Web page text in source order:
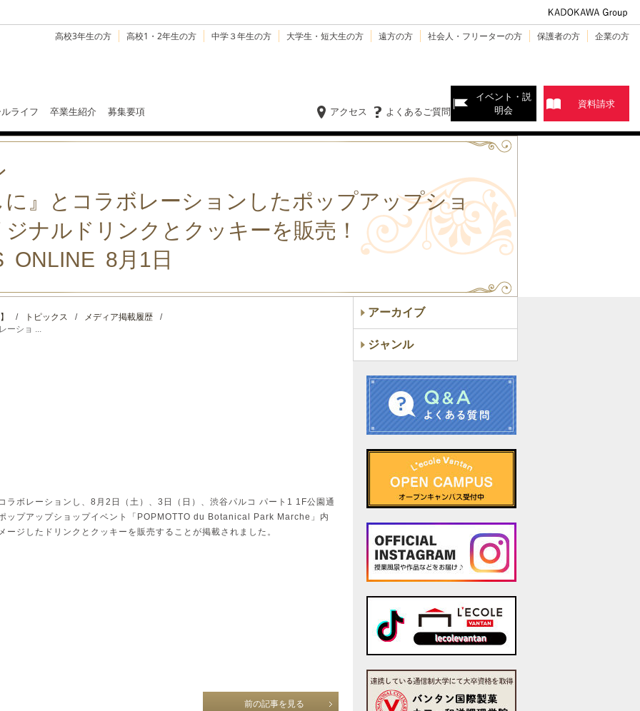
高校3年生の方 高校1・2年生の方 中学３年生の方 大学生・短大生の方 遠方の方 社会人・フリーターの方 保護者の方 企業の方
ライフ 卒業生紹介 募集要項 よくあるご質問
アクセス
イベント・説
明会
資料請求
』とコラボレーションしたポップアップショ
ナルドリンクとクッキーを販売！
ONLINE 8月1日
/ トピックス / メディア掲載履歴
/
ーショ ...
ラボレーションし、8月2日（土）、3日（日）、渋谷パルコ パート1 1F公園通
ップアップショップイベント「POPMOTTO du Botanical Park Marche」内
ジしたドリンクとクッキーを販売することが掲載されました。
前の記事を見る
アーカイブ
ジャンル